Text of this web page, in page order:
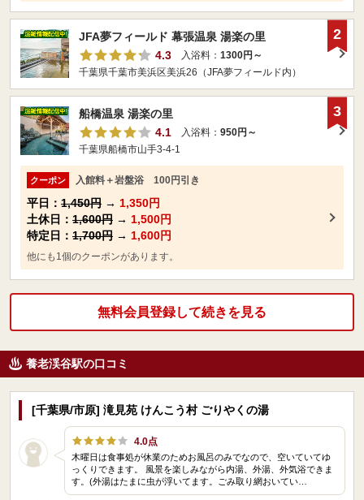
JFA夢フィールド 幕張温泉 湯楽の里
4.3
入浴料： 1300円～
千葉県千葉市美浜区美浜26（JFA夢フィールド内）
2
船橋温泉 湯楽の里
4.1
入浴料： 950円～
千葉県船橋市山手3-4-1
クーポン 入館料＋岩盤浴 100円引き
平日： 1,450円 → 1,350円
土休日： 1,600円 → 1,500円
特定日： 1,700円 → 1,600円
他にも1個のクーポンがあります。
3
無料会員登録して続きを見る
養老渓谷駅の口コミ
[千葉県/市原] 滝見苑 けんこう村 ごりやくの湯
4.0点
木曜日は食事処が休業のためお風呂のみでなので、空いていてゆ
っくりできます。 風景を楽しみながら内湯、外湯、外気浴できま
す。(外湯はたまに虫が浮いてます。ごみ取り網おいてい…